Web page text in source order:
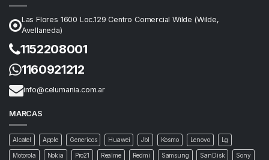
Las Flores 1600 Loc.129 Centro Comercial Wilde (Wilde,
Avellaneda)
1152208001
1160921212
info@celumania.com.ar
MARCAS
Alcatel Apple Genericos Huawei Jbl Kosmo Lenovo Lg
Motorola Nokia Pro21 Realme Redmi Samsung SanDisk Sony